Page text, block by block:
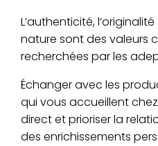
L’authenticité,
nature sont des valeurs
recherchées par les
Échanger avec les
qui vous accueillent
direct et prioriser la
des enrichissements